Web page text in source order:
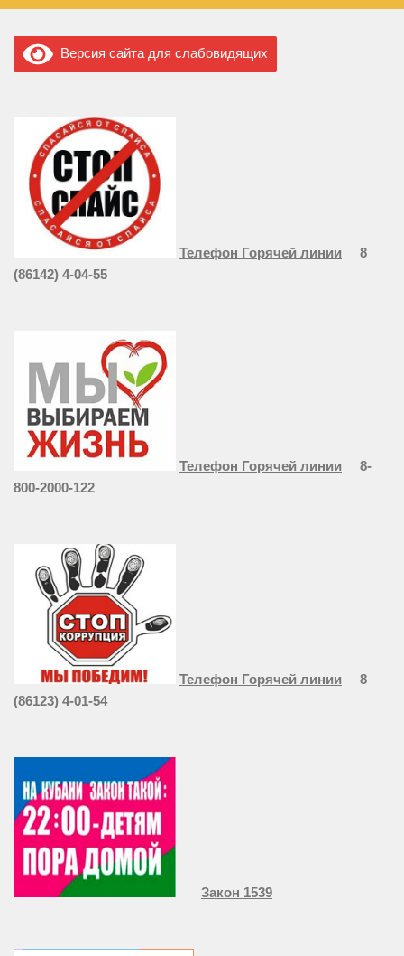
Версия сайта для слабовидящих
Телефон Горячей линии
8
(86142) 4-04-55
Телефон Горячей линии
8-
800-2000-122
Телефон Горячей линии
8
(86123) 4-01-54
Закон 1539